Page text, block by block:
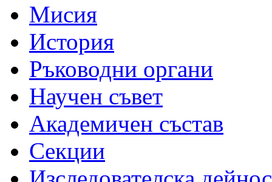
Мисия
История
Ръководни органи
Научен съвет
Академичен състав
Секции